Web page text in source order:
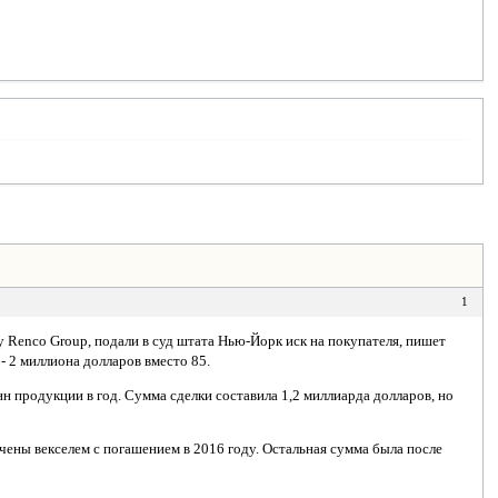
1
Renco Group, подали в суд штата Нью-Йорк иск на покупателя, пишет
2 миллиона долларов вместо 85.
в год. Сумма сделки составила 1,2 миллиарда долларов, но
векселем с погашением в 2016 году. Остальная сумма была после